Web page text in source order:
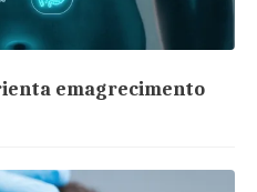
emagrecimento